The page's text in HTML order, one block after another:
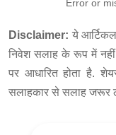
Error or
Disclaimer: ये
निवेश सलाह के रूप में नहीं
पर आधारित होता है.
सलाहकार से सलाह जरूर